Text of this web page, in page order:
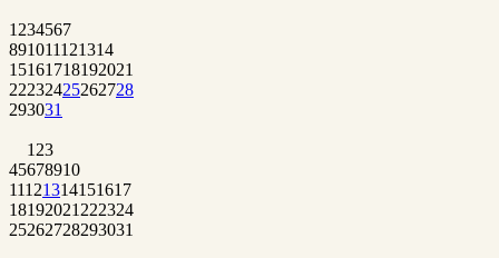
1 234567
891011121314
15161718192021
22232425262728
293031
1 23
45678910
11121314151617
18192021 222324
25262728293031